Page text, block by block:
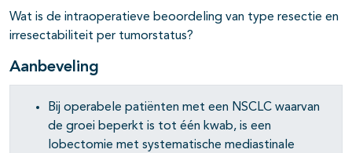
open- en dichtklappen
Wat is de intraoperatieve beoordeling van type resectie en
irresectabiliteit per tumorstatus?
Aanbeveling
Bij operabele patiënten met een NSCLC waarvan
de groei beperkt is tot één kwab, is een
lobectomie met systematische mediastinale